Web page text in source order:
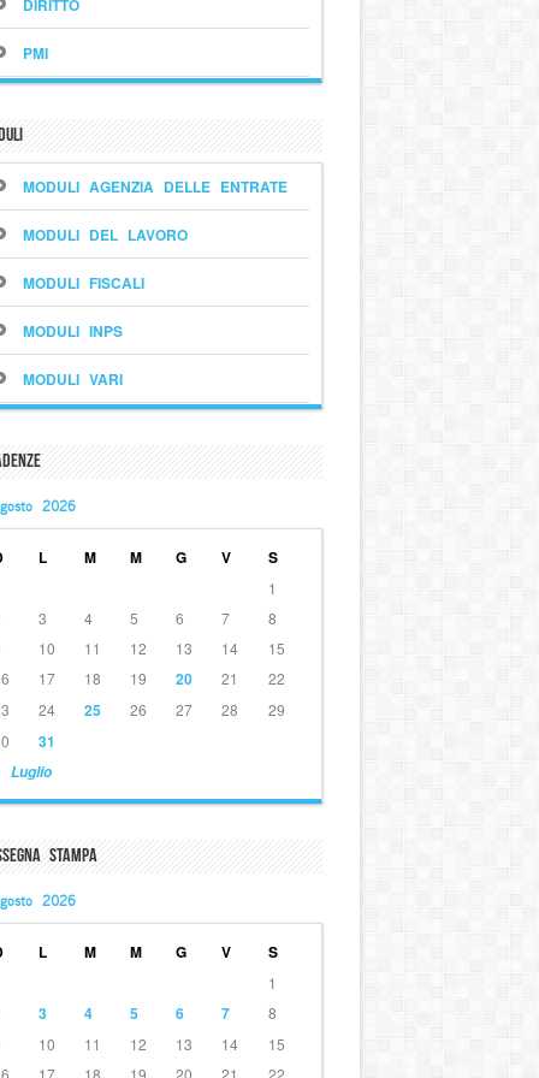
DIRITTO
PMI
MODULI AGENZIA DELLE ENTRATE
MODULI DEL LAVORO
MODULI FISCALI
MODULI INPS
MODULI VARI
2026
L M M G V S
Luglio
1
3 4 5 6 7
8
10 11 12 13 14
15
17 18 19 20 21
22
24 25 26 27 28
29
31
Stampa
2026
L M M G V S
1
3 4 5 6 7
8
10 11 12 13 14
15
17 18 19 20 21 22